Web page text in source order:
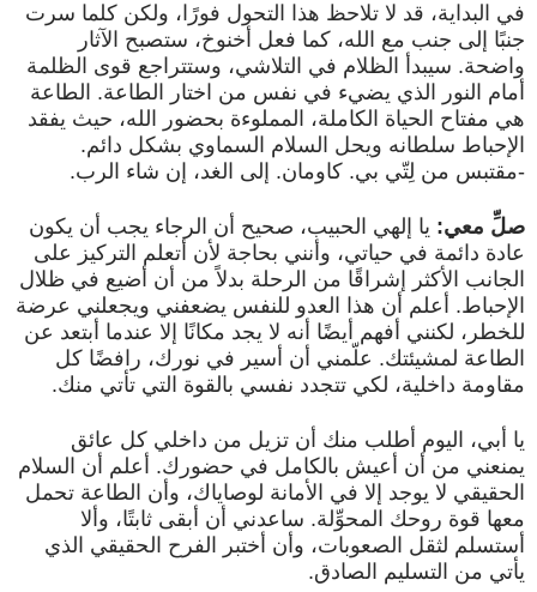
في البداية، قد لا تلاحظ هذا التحول فورًا، ولكن كلما سرت
جنبًا إلى جنب مع الله، كما فعل أخنوخ، ستصبح الآثار
واضحة. سيبدأ الظلام في التلاشي، وستتراجع قوى الظلمة
أمام النور الذي يضيء في نفس من اختار الطاعة. الطاعة
هي مفتاح الحياة الكاملة، المملوءة بحضور الله، حيث يفقد
الإحباط سلطانه ويحل السلام السماوي بشكل دائم.
-مقتبس من لِتّي بي. كاومان. إلى الغد، إن شاء الرب.
صلِّ معي: يا إلهي الحبيب، صحيح أن الرجاء يجب أن يكون
عادة دائمة في حياتي، وأنني بحاجة لأن أتعلم التركيز على
الجانب الأكثر إشراقًا من الرحلة بدلاً من أن أضيع في ظلال
الإحباط. أعلم أن هذا العدو للنفس يضعفني ويجعلني عرضة
للخطر، لكنني أفهم أيضًا أنه لا يجد مكانًا إلا عندما أبتعد عن
الطاعة لمشيئتك. علّمني أن أسير في نورك، رافضًا كل
مقاومة داخلية، لكي تتجدد نفسي بالقوة التي تأتي منك.
يا أبي، اليوم أطلب منك أن تزيل من داخلي كل عائق
يمنعني من أن أعيش بالكامل في حضورك. أعلم أن السلام
الحقيقي لا يوجد إلا في الأمانة لوصاياك، وأن الطاعة تحمل
معها قوة روحك المحوِّلة. ساعدني أن أبقى ثابتًا، وألا
أستسلم لثقل الصعوبات، وأن أختبر الفرح الحقيقي الذي
يأتي من التسليم الصادق.